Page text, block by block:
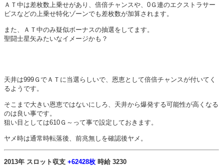
ＡＴ中は差枚数上乗せがあり、倍倍チャンスや、0Ｇ連のエクストラサー
ビスなどの上乗せ特化ゾーンでも差枚数が加算されます。
また、ＡＴ中のみ疑似ボーナスの抽選をしてます。
聖闘士星矢みたいなイメージかも？
天井は999ＧでＡＴに当選らしいで、恩恵として倍倍チャンスが付いてく
るようです。
そこまで大きい恩恵ではないにしろ、天井から爆発する可能性が高くなる
のは良い事です。
狙い目としては610Ｇ～って事で設定しておきます。
ヤメ時は通常時転落後、前兆無しを確認後ヤメ。
2013年 スロット収支 +62428枚 時給 3230